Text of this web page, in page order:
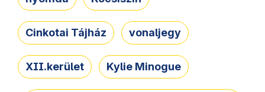
Cinkotai Tájház vonaljegy
XII.kerület Kylie Minogue